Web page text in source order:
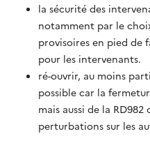
la sécurité des
notamment par le
provisoires en pied de
pour les intervenants.
ré-ouvrir, au moins
possible car la
mais aussi de la
perturbations sur les